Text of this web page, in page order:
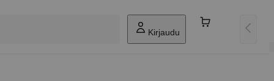
Kirjaudu